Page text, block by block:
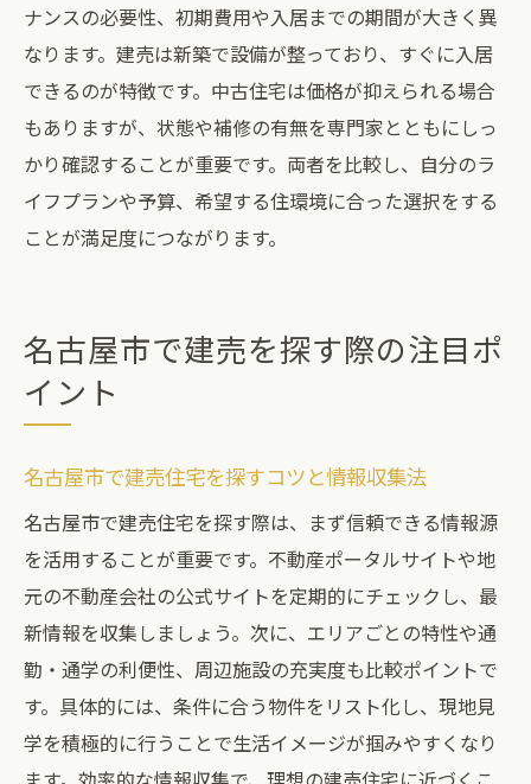
ナンスの必要性、初期費用や入居までの期間が大きく異
なります。建売は新築で設備が整っており、すぐに入居
できるのが特徴です。中古住宅は価格が抑えられる場合
もありますが、状態や補修の有無を専門家とともにしっ
かり確認することが重要です。両者を比較し、自分のラ
イフプランや予算、希望する住環境に合った選択をする
ことが満足度につながります。
名古屋市で建売を探す際の注目ポ
イント
名古屋市で建売住宅を探すコツと情報収集法
名古屋市で建売住宅を探す際は、まず信頼できる情報源
を活用することが重要です。不動産ポータルサイトや地
元の不動産会社の公式サイトを定期的にチェックし、最
新情報を収集しましょう。次に、エリアごとの特性や通
勤・通学の利便性、周辺施設の充実度も比較ポイントで
す。具体的には、条件に合う物件をリスト化し、現地見
学を積極的に行うことで生活イメージが掴みやすくなり